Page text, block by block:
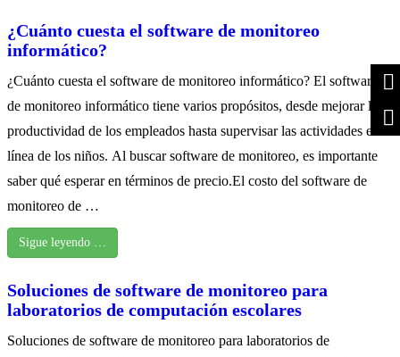
¿Cuánto cuesta el software de monitoreo
informático?
¿Cuánto cuesta el software de monitoreo informático? El software
de monitoreo informático tiene varios propósitos, desde mejorar la
productividad de los empleados hasta supervisar las actividades en
línea de los niños. Al buscar software de monitoreo, es importante
saber qué esperar en términos de precio.El costo del software de
monitoreo de …
Sigue leyendo …
Soluciones de software de monitoreo para
laboratorios de computación escolares
Soluciones de software de monitoreo para laboratorios de